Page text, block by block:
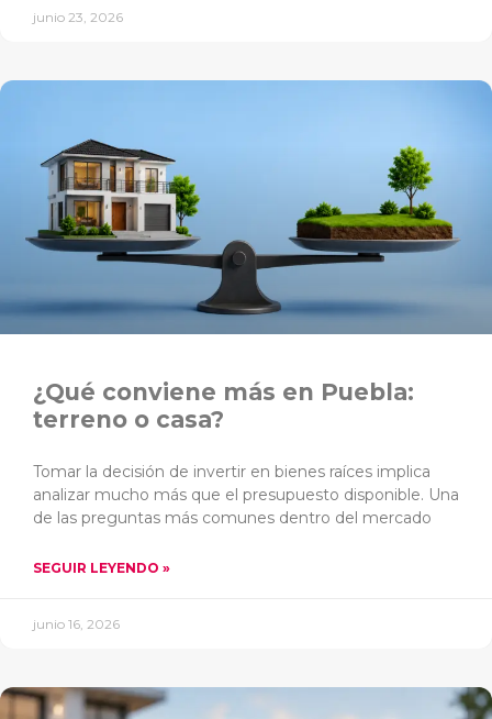
junio 23, 2026
¿Qué conviene más en Puebla:
terreno o casa?
Tomar la decisión de invertir en bienes raíces implica
analizar mucho más que el presupuesto disponible. Una
de las preguntas más comunes dentro del mercado
SEGUIR LEYENDO »
junio 16, 2026